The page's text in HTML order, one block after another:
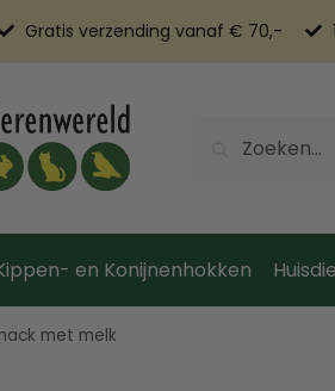
Gratis verzending vanaf € 70,-
en Konijnenhokken
met melk